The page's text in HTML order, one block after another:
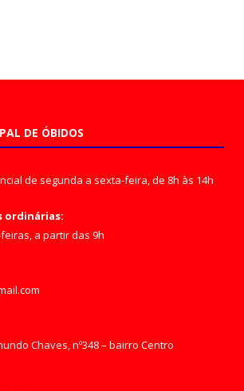
DE ÓBIDOS
de segunda a sexta-feira, de 8h às 14h
ordinárias:
a partir das 9h
Chaves, nº348 – bairro Centro